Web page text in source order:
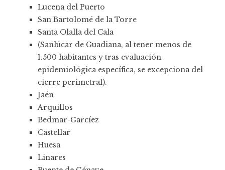
Lucena del Puerto
San Bartolomé de la Torre
Santa Olalla del Cala
(Sanlúcar de Guadiana, al tener menos de
1.500 habitantes y tras evaluación
epidemiológica específica, se excepciona del
cierre perimetral).
Jaén
Arquillos
Bedmar-Garcíez
Castellar
Huesa
Linares